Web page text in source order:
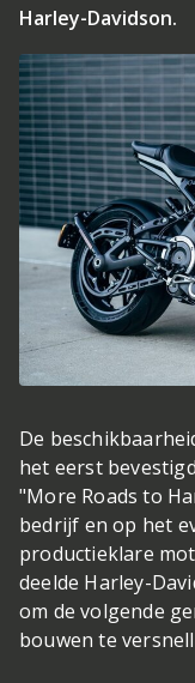
Harley-Davidson.
De
het eerst
"More Roads to
bedrijf en op het
productieklare
deelde Harley-
om de volgende
bouwen te